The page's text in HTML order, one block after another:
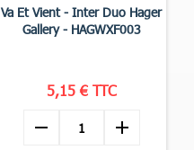
Aperçu rapide
Va Et Vient - Inter Duo Hager
Gallery - HAGWXF003
5,15 € TTC
remove add